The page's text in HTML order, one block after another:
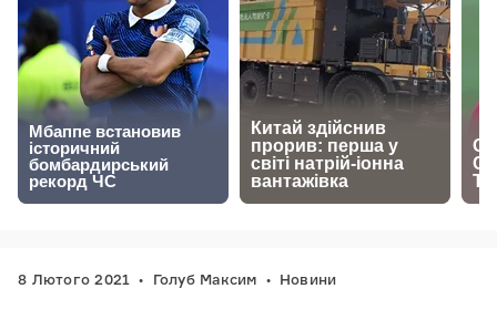
8 Лютого 2021 Голуб Максим Новини